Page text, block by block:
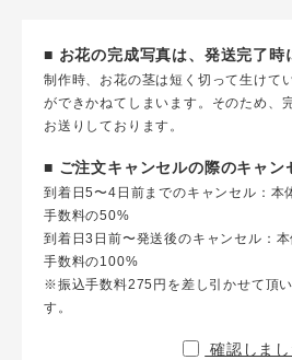
■ お花の完成写真は、発送完了時
制作時、お花の茎は短く切って生けて
ができかねてしまいます。そのため、
お送りしております。
■ ご注文キャンセルの際のキャン
到着日5〜4日前までのキャンセル：本
手数料の50%
到着日3日前〜発送後のキャンセル：
手数料の100%
※振込手数料275円を差し引かせて頂
す。
確認しまし